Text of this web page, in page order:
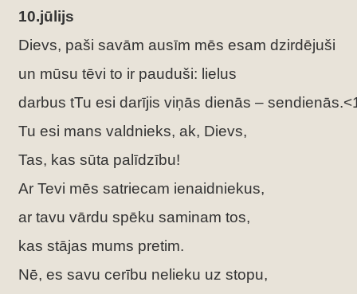
10.jūlijs
Dievs, paši savām ausīm mēs esam dzirdējuši
un mūsu tēvi to ir pauduši: lielus
darbus tTu esi darījis viņās dienās –
Tu esi mans valdnieks, ak, Dievs,
Tas, kas sūta palīdzību!
Ar Tevi mēs satriecam ienaidniekus,
ar tavu vārdu spēku saminam tos,
kas stājas mums pretim.
Nē, es savu cerību nelieku uz stopu,